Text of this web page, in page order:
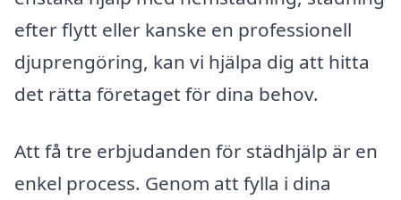
efter flytt eller kanske en professionell
djuprengöring, kan vi hjälpa dig att hitta
det rätta företaget för dina behov.
Att få tre erbjudanden för städhjälp är en
enkel process. Genom att fylla i dina